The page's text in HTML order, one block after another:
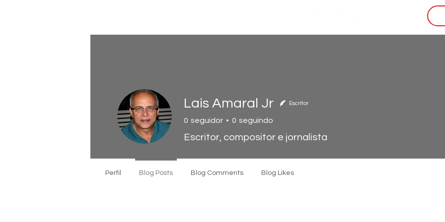
Lais Amaral Jr Escritor
0 seguidor 0 seguindo
Escritor, compositor e jornalista
Perfil Blog Posts Blog Comments Blog Likes